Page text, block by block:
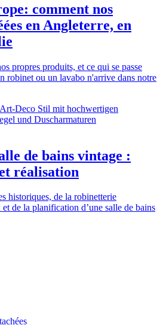
comment nos
en Angleterre, en
propres produits, et ce qui se passe
robinet ou un lavabo n'arrive dans notre
de bains vintage :
réalisation
historiques, de la robinetterie
de la planification d’une salle de bains